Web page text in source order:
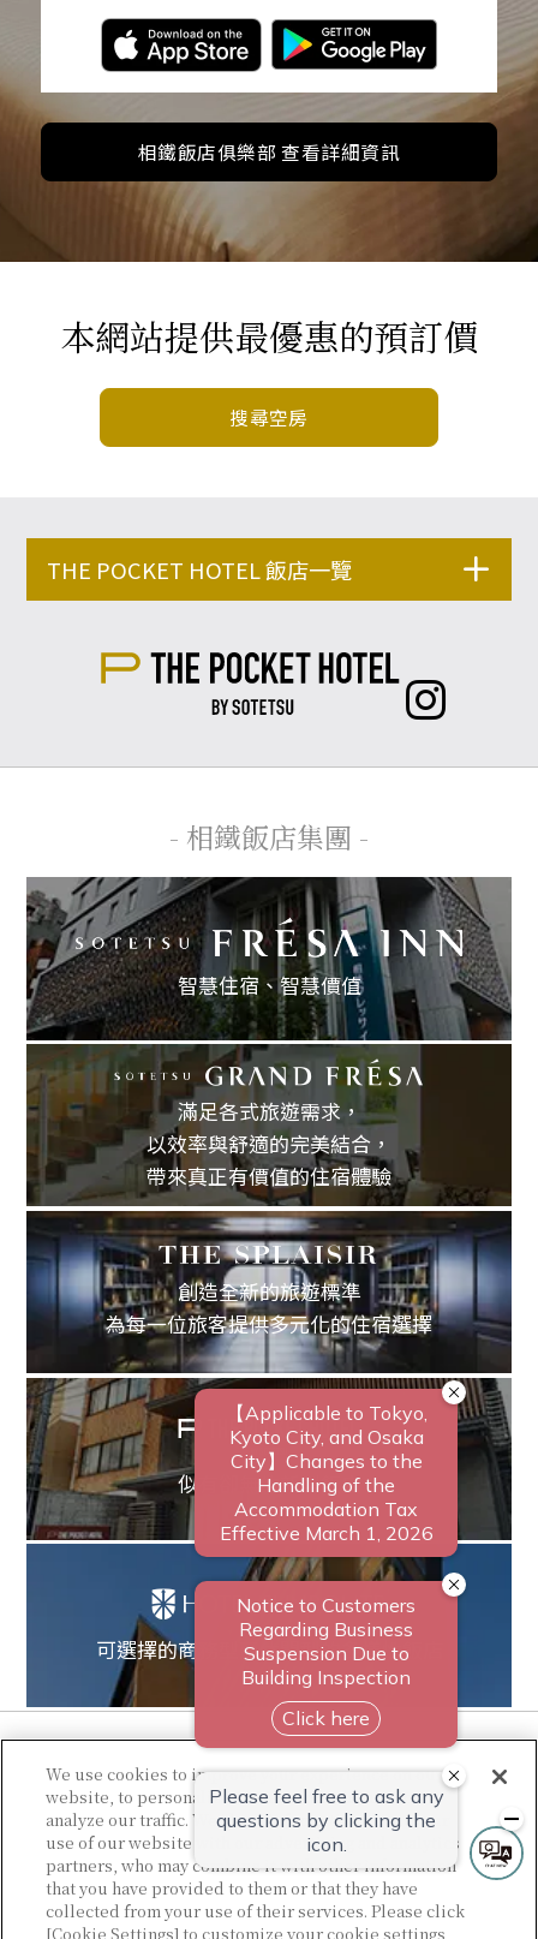
相鐵飯店俱樂部 查看詳細資訊
本網站提供最優惠的預訂價
搜尋空房
THE POCKET HOTEL 飯店一覽
- 相鐵飯店集團 -
智慧住宿、智慧價值
滿足各式旅遊需求，
以效率與舒適的完美結合，
帶來真正有價值的住宿體驗
創造全新的旅遊標準
為每一位旅客提供多元化的住宿選擇
似有卻無的新型飯店
可選擇的商務型至休閒型的多樣性飯店
© Sotetsu Hotel Management CO., LTD.
We use cookies to improve your experience on our
website, to personalize content and ads, and to
analyze our traffic. We share information about your
use of our website with our advertising and analytics
partners, who may combine it with other information
that you have provided to them or that they have
collected from your use of their services. Please click
[Cookie Settings] to customize your cookie settings